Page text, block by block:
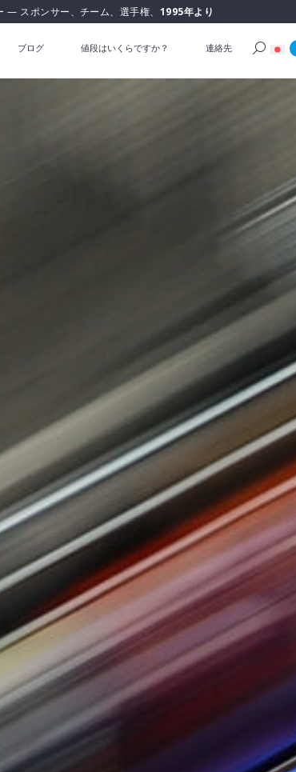
— スポンサー、チーム、選手権、 1995年より
ブログ 値段はいくらですか？ 連絡先